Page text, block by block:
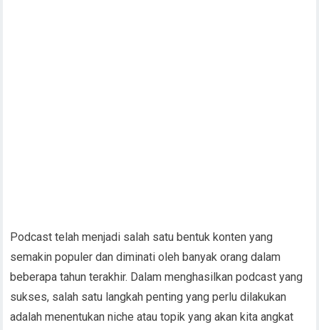
Podcast telah menjadi salah satu bentuk konten yang
semakin populer dan diminati oleh banyak orang dalam
beberapa tahun terakhir. Dalam menghasilkan podcast yang
sukses, salah satu langkah penting yang perlu dilakukan
adalah menentukan niche atau topik yang akan kita angkat